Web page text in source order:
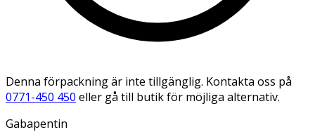
Denna förpackning är inte tillgänglig. Kontakta oss på
0771-450 450 eller gå till butik för möjliga alternativ.
Gabapentin